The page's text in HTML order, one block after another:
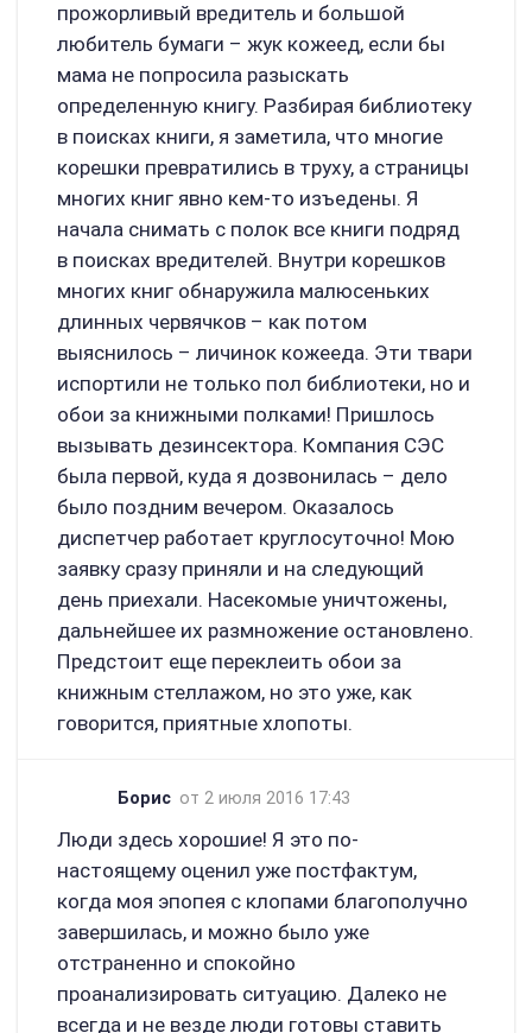
прожорливый вредитель и большой
любитель бумаги – жук кожеед, если бы
мама не попросила разыскать
определенную книгу. Разбирая библиотеку
в поисках книги, я заметила, что многие
корешки превратились в труху, а страницы
многих книг явно кем-то изъедены. Я
начала снимать с полок все книги подряд
в поисках вредителей. Внутри корешков
многих книг обнаружила малюсеньких
длинных червячков – как потом
выяснилось – личинок кожееда. Эти твари
испортили не только пол библиотеки, но и
обои за книжными полками! Пришлось
вызывать дезинсектора. Компания СЭС
была первой, куда я дозвонилась – дело
было поздним вечером. Оказалось
диспетчер работает круглосуточно! Мою
заявку сразу приняли и на следующий
день приехали. Насекомые уничтожены,
дальнейшее их размножение остановлено.
Предстоит еще переклеить обои за
книжным стеллажом, но это уже, как
говорится, приятные хлопоты.
Борис от 2 июля 2016 17:43
Люди здесь хорошие! Я это по-
настоящему оценил уже постфактум,
когда моя эпопея с клопами благополучно
завершилась, и можно было уже
отстраненно и спокойно
проанализировать ситуацию. Далеко не
всегда и не везде люди готовы ставить